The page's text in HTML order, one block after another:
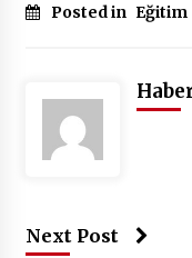
Posted in Eğitim
Next Post